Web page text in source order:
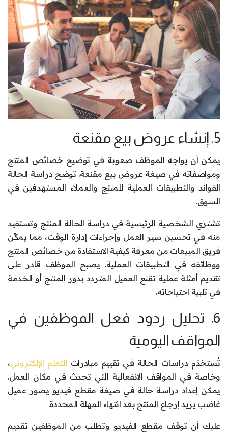
5. إنشاء عروض بيع مقنعة
يمكن أن يواجه الموظف صعوبة في توضيح خصائص المنتج
ومواصفاته في صيغة عروض بيع مقنعة. توضح دراسة الحالة
الفوائد والتطبيقات العملية للمنتج والعملاء المستهدفين في
السوق.
تشتري الشخصية الرئيسية في دراسة الحالة المنتج وتستفيد
منه في تحسين سير العمل وإجراءات إدارة الوقت، مما يمكِّن
فريق المبيعات من معرفة كيفية الاستفادة من خصائص المنتج
ووظائفه في التطبيقات العملية. يصبح الموظف قادر على
تقديم أمثلة عملية تقنع العميل المتردد بدور المنتج أو الخدمة
في تلبية احتياجاته.
6. تحليل ردود فعل الموظفين في
المواقف اليومية
تُستخدَم دراسات الحالة في تقييم مبادرات التعلم الإلكتروني،
وخاصة في المواقف الانفعالية التي تحدث في مكان العمل.
يمكن إعداد دراسة حالة في صيغة مقطع فيديو يصور عميل
غاضب يريد إرجاع المنتج بعد انتهاء المهلة المحددة.
عليك أن توقف مقطع الفيديو وتطلب من الموظفين تقديم